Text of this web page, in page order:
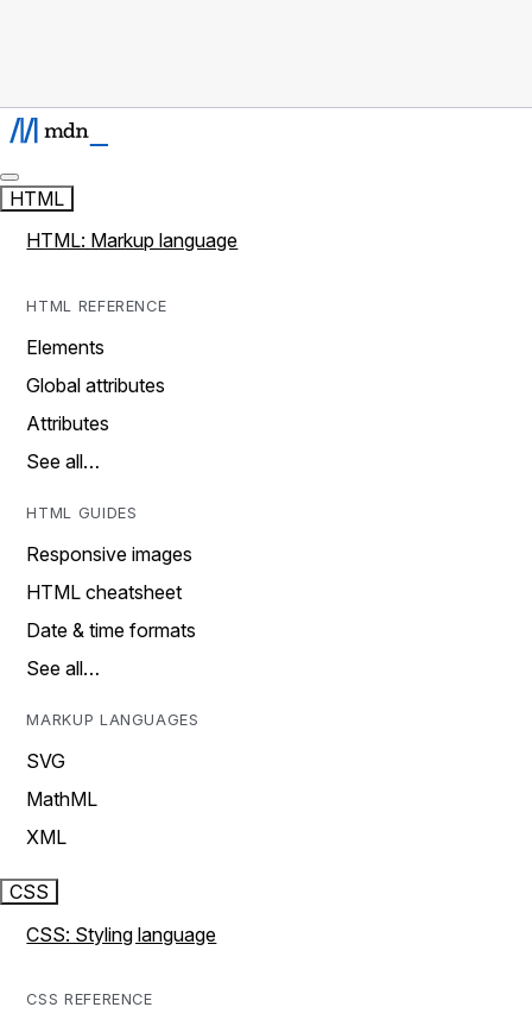
HTML
HTML: Markup language
HTML REFERENCE
Elements
Global attributes
Attributes
See all…
HTML GUIDES
Responsive images
HTML cheatsheet
Date & time formats
See all…
MARKUP LANGUAGES
SVG
MathML
XML
CSS
CSS: Styling language
CSS REFERENCE